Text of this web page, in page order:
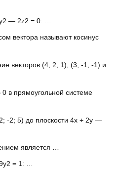
— 2z2 = 0: …
вектора называют косинус
векторов (4; 2; 1), (3; -1; -1) и
0 в прямоугольной системе
-2; 5) до плоскости 4x + 2y —
является …
= 1: …